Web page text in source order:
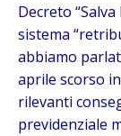
Decreto
sistema
abbiamo
aprile scorso
rilevanti
previdenziale